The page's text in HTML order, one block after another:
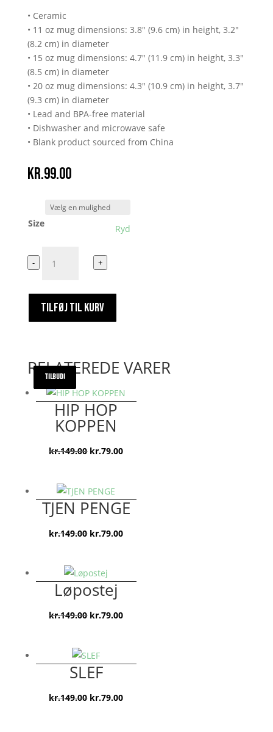
• Ceramic
• 11 oz mug dimensions: 3.8″ (9.6 cm) in height, 3.2″
(8.2 cm) in diameter
• 15 oz mug dimensions: 4.7″ (11.9 cm) in height, 3.3″
(8.5 cm) in diameter
• 20 oz mug dimensions: 4.3″ (10.9 cm) in height, 3.7″
(9.3 cm) in diameter
• Lead and BPA-free material
• Dishwasher and microwave safe
• Blank product sourced from China
kr.99.00
Size Ryd
Endnu
en
endnu
kop
- +
TILFØJ TIL KURV
RELATEREDE VARER
TILBUD!
HIP HOP
KOPPEN
kr.149.00 Den
var:
kr.149.00.
kr.79.00Den
er:
kr.79.00.
TILBUD!
TJEN PENGE
kr.149.00 Den
var:
kr.149.00.
kr.79.00Den
er:
TILBUD!
Løpostej
kr.149.00 Den
var:
kr.149.00.
kr.79.00Den
er:
TILBUD!
SLEF
kr.149.00 Den
kr.79.00Den